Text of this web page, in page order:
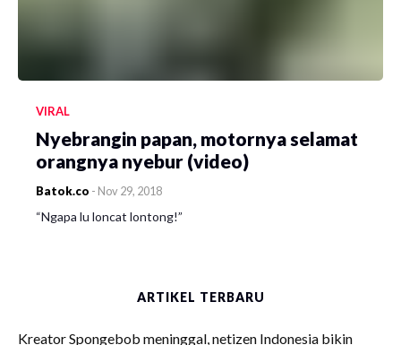
VIRAL
Nyebrangin papan, motornya selamat
orangnya nyebur (video)
Batok.co - Nov 29, 2018
“Ngapa lu loncat lontong!”
ARTIKEL TERBARU
Kreator Spongebob meninggal, netizen Indonesia bikin